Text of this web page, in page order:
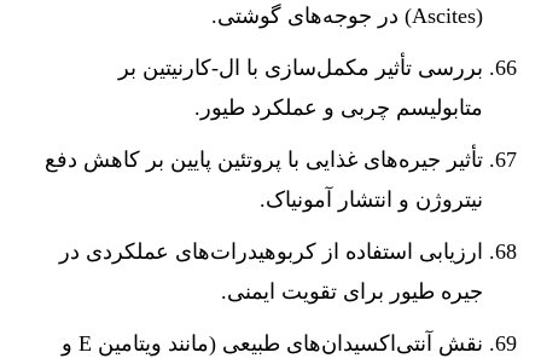
(Ascites) در جوجه‌های گوشتی.
بررسی تأثیر مکمل‌سازی با ال-کارنیتین بر
متابولیسم چربی و عملکرد طیور.
تأثیر جیره‌های غذایی با پروتئین پایین بر کاهش دفع
نیتروژن و انتشار آمونیاک.
ارزیابی استفاده از کربوهیدرات‌های عملکردی در
جیره طیور برای تقویت ایمنی.
نقش آنتی‌اکسیدان‌های طبیعی (مانند ویتامین E و